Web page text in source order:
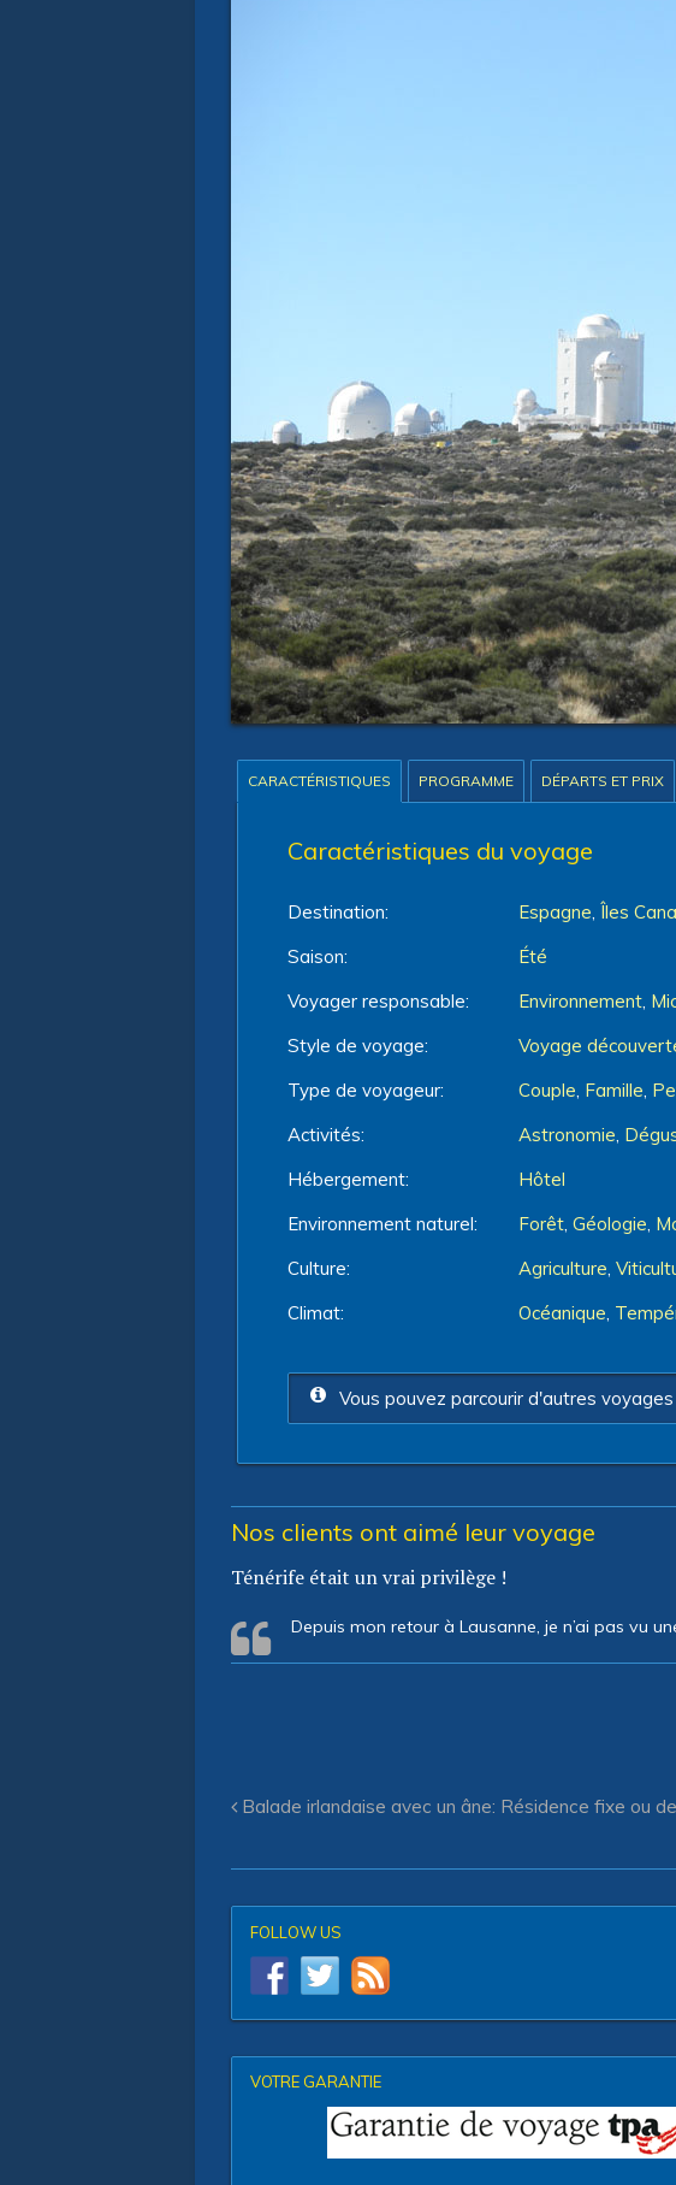
CARACTÉRISTIQUES PROGRAMME DÉPARTS ET PRIX
Caractéristiques du voyage
Destination: Espagne, Îles
Saison:
Été
Voyager responsable:
Environnement,
Style de voyage:
Voyage
Type de voyageur:
Couple, Famille,
Activités:
Astronomie,
Hébergement:
Hôtel
Environnement naturel:
Forêt,Géologie,
Culture:
Agriculture,
Climat:
Océanique,
Vous pouvez parcourir d'autres
Nos clients ont aimé leur voyage
Ténérife était un vrai privilège !
Depuis mon retour à Lausanne, je n’ai pas vu
Balade irlandaise avec un âne: Résidence fixe ou
FOLLOW US
VOTRE GARANTIE